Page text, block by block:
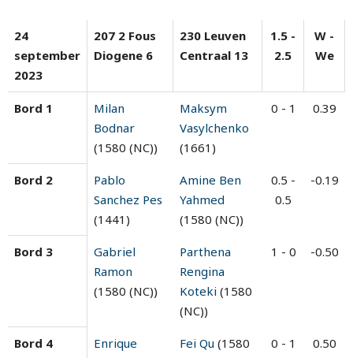
24
september
2023
207 2 Fous
Diogene 6
230 Leuven
Centraal 13
1.5 -
2.5
W -
We
Bord 1
Milan
Bodnar
(1580 (NC))
Maksym
Vasylchenko
(1661)
0 - 1 0.39
Bord 2
Pablo
Sanchez Pes
(1441)
Amine Ben
Yahmed
(1580 (NC))
0.5 -
0.5
-0.19
Bord 3
Gabriel
Ramon
(1580 (NC))
Parthena
Rengina
Koteki (1580
(NC))
1 - 0 -0.50
Bord 4
Enrique
Fei Qu (1580
0 - 1 0.50